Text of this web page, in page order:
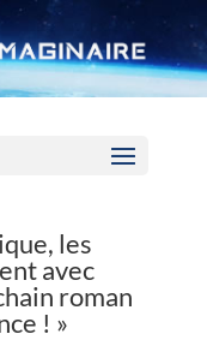
les
avec
roman
! »